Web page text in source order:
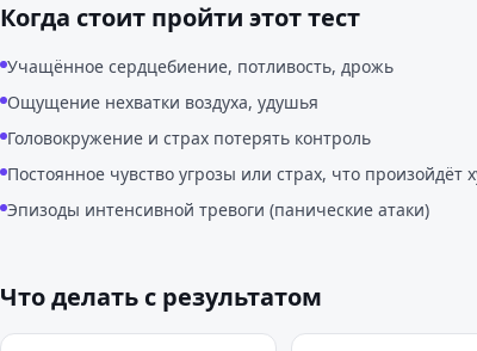
Когда стоит пройти этот тест
Учащённое сердцебиение, потливость, дрожь
Ощущение нехватки воздуха, удушья
Головокружение и страх потерять контроль
Постоянное чувство угрозы или страх, что произойдёт
Эпизоды интенсивной тревоги (панические атаки)
Что делать с результатом